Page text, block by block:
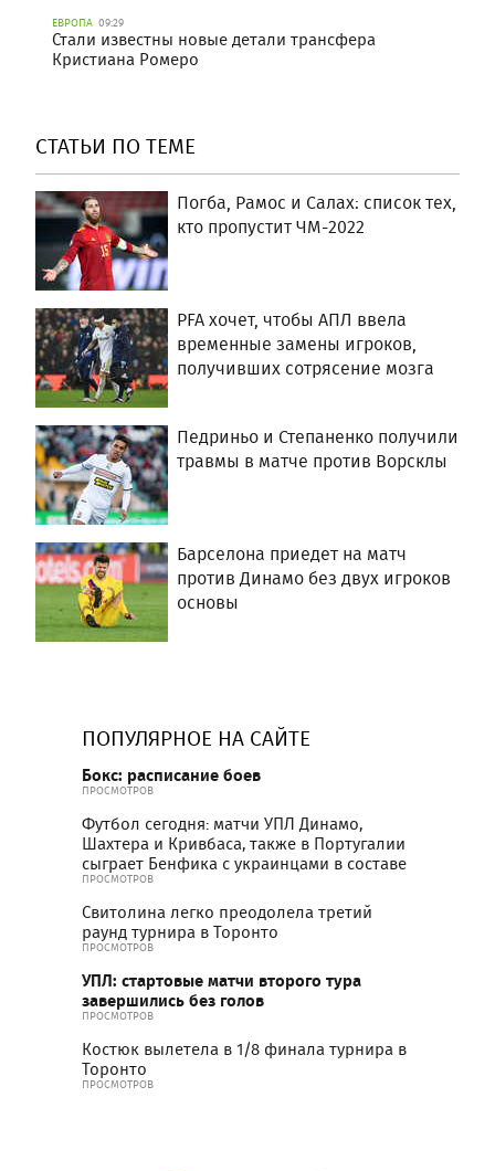
ЕВРОПА 09:29
Стали известны новые детали трансфера
Кристиана Ромеро
СТАТЬИ ПО ТЕМЕ
Погба, Рамос и Салах: список тех,
кто пропустит ЧМ-2022
PFA хочет, чтобы АПЛ ввела
временные замены игроков,
получивших сотрясение мозга
Педриньо и Степаненко получили
травмы в матче против Ворсклы
Барселона приедет на матч
против Динамо без двух игроков
основы
ПОПУЛЯРНОЕ НА САЙТЕ
Бокс: расписание боев
ПРОСМОТРОВ
Футбол сегодня: матчи УПЛ Динамо,
Шахтера и Кривбаса, также в Португалии
сыграет Бенфика с украинцами в составе
ПРОСМОТРОВ
Свитолина легко преодолела третий
раунд турнира в Торонто
ПРОСМОТРОВ
УПЛ: стартовые матчи второго тура
завершились без голов
ПРОСМОТРОВ
Костюк вылетела в 1/8 финала турнира в
Торонто
ПРОСМОТРОВ